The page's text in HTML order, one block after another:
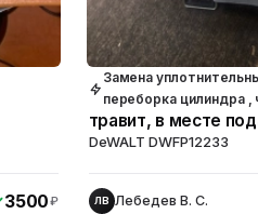
3500₽
Замена
переборка цилиндра ,
травит, в месте
DeWALT DWFP12233
ЛВ Лебедев В. С.